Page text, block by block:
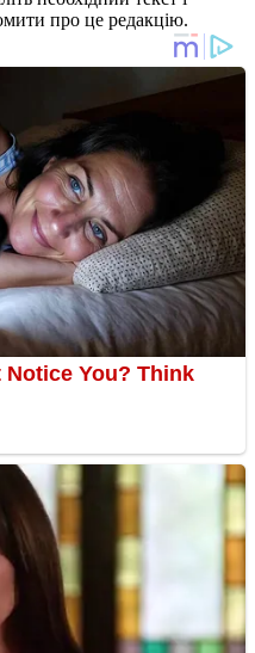
про це редакцію.